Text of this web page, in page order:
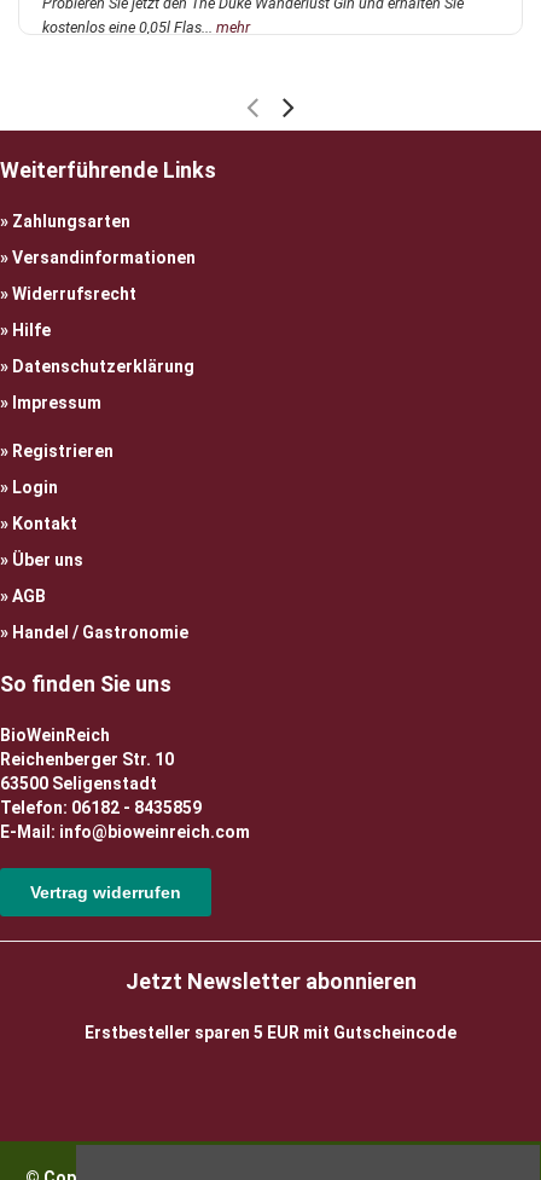
kostenlos eine 0,05l Flas... mehr
Weiterführende Links
Zahlungsarten
Versandinformationen
Widerrufsrecht
Hilfe
Datenschutzerklärung
Impressum
Registrieren
Login
Kontakt
Über uns
AGB
Handel / Gastronomie
So finden Sie uns
BioWeinReich
Reichenberger Str. 10
63500 Seligenstadt
Telefon: 06182 - 8435859
E-Mail: info@bioweinreich.com
Vertrag widerrufen
Jetzt Newsletter abonnieren
Erstbesteller sparen 5 EUR mit Gutscheincode